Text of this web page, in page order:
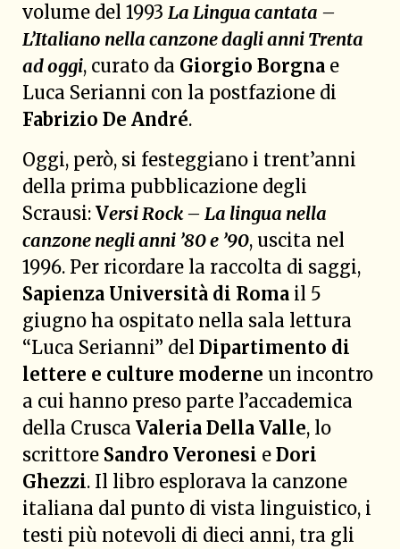
volume del 1993 La Lingua cantata –
L’Italiano nella canzone dagli anni Trenta
ad oggi, curato da Giorgio Borgna e
Luca Serianni con la postfazione di
Fabrizio De André.
Oggi, però, si festeggiano i trent’anni
della prima pubblicazione degli
Scrausi: Versi Rock – La lingua nella
canzone negli anni ’80 e ’90, uscita nel
1996. Per ricordare la raccolta di saggi,
Sapienza Università di Roma il 5
giugno ha ospitato nella sala lettura
“Luca Serianni” del Dipartimento di
lettere e culture moderne un incontro
a cui hanno preso parte l’accademica
della Crusca Valeria Della Valle, lo
scrittore Sandro Veronesi e Dori
Ghezzi. Il libro esplorava la canzone
italiana dal punto di vista linguistico, i
testi più notevoli di dieci anni, tra gli